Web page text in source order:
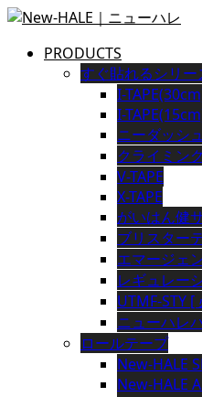
PRODUCTS
すぐ貼れるシリー
I-
I-
ニーダッシュ
クライミン
V-TAPE
X-TAPE
がいはん健
ブリスター
エマージェ
レギュレー
UTMF-STY
ニューハレ
ロールテープ
New-HALE
New-HALE